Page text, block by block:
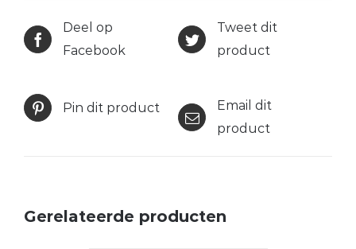
Deel op
Facebook
Tweet dit
product
Pin dit product
Email dit
product
Gerelateerde producten